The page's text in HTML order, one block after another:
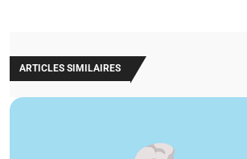
ARTICLES SIMILAIRES